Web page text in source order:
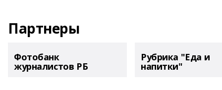
Партнеры
Фотобанк
журналистов РБ
Рубрика "Еда и
напитки"